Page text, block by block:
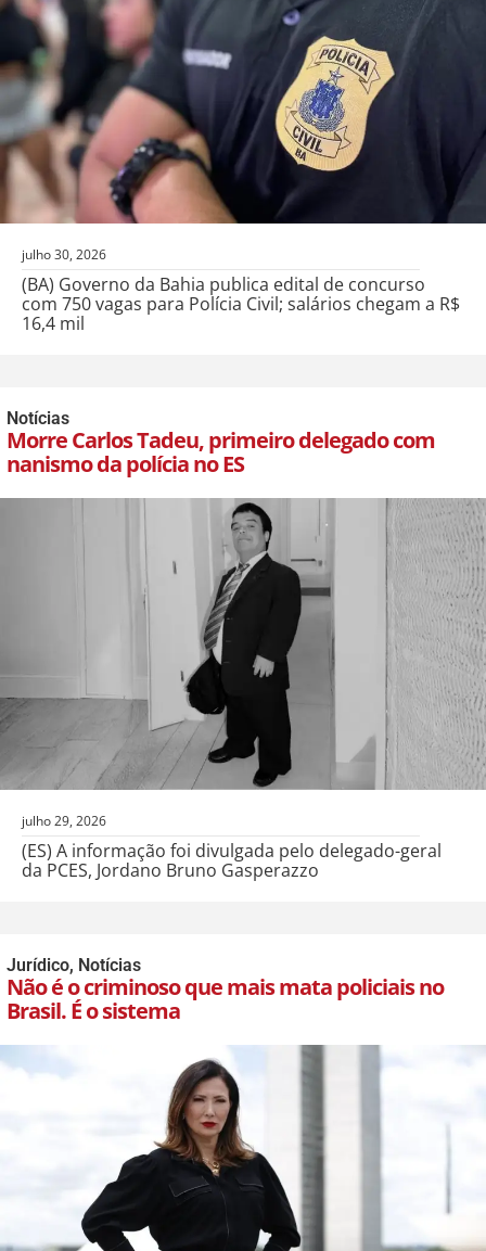
julho 30, 2026
(BA) Governo da Bahia publica edital de concurso
com 750 vagas para Polícia Civil; salários chegam a R$
16,4 mil
Notícias
Morre Carlos Tadeu, primeiro delegado com
nanismo da polícia no ES
julho 29, 2026
(ES) A informação foi divulgada pelo delegado-geral
da PCES, Jordano Bruno Gasperazzo
Jurídico, Notícias
Não é o criminoso que mais mata policiais no
Brasil. É o sistema